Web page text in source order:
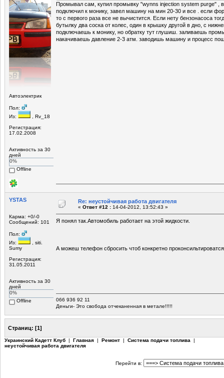
Автоэлектрик
Пол:
Из:
, Rv_18
Регистрация:
17.02.2008
Активность за 30
дней
0%
Offline
Промывал сам, купил промывку "wynns injection system purge" ,
подключил к монику, завел машину на мин 20-30 и все . если
то с первого раза все не вычистится. Если нету бензонасоса
бутылку два соска от колес, один в крышку другой в дно, с
подключаешь к монику, но обратку тут глушиш. заливаешь
накачиваешь давление 2-3 атм. заводишь машину и процесс
YSTAS
Карма: +0/-0
Сообщений: 101
Пол:
Из:
, siti.
Sumy
Регистрация:
31.05.2011
Активность за 30
дней
0%
Offline
Re: неустойчивая работа двигателя
« Ответ #12 : 14-04-2012, 13:52:43 »
Я понял так.Автомобиль работает на этой жидкости.
А можеш телефон сбросить чтоб конкретно
066 936 92 11
Деньги- Это свобода отчеканенная в метале!!!!!
Страниц: [1]
Украинский Кадетт Клуб | Главная | Ремонт | Система подачи топлива |
неустойчивая работа двигателя
Перейти в: